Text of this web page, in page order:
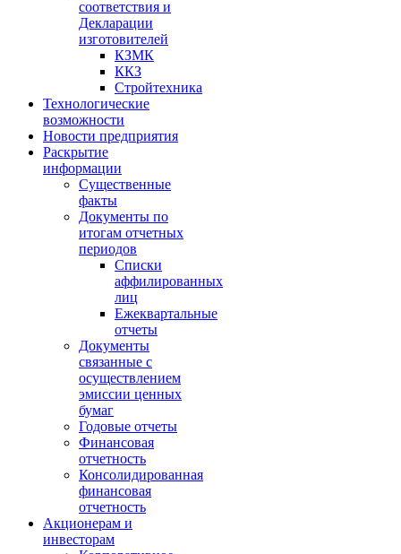
соответствия и
Декларации
изготовителей
КЗМК
ККЗ
Стройтехника
Технологические
возможности
Новости предприятия
Раскрытие
информации
Существенные
факты
Документы по
итогам отчетных
периодов
Списки
аффилированных
лиц
Ежеквартальные
отчеты
Документы
связанные с
осуществлением
эмиссии ценных
бумаг
Годовые отчеты
Финансовая
отчетность
Консолидированная
финансовая
отчетность
Акционерам и
инвесторам